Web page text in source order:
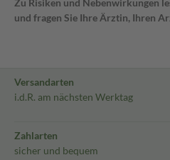
Zu Risiken und Nebenwirkungen
und fragen Sie Ihre Ärztin, Ihren
Versandarten
i.d.R. am nächsten Werktag
Zahlarten
sicher und bequem